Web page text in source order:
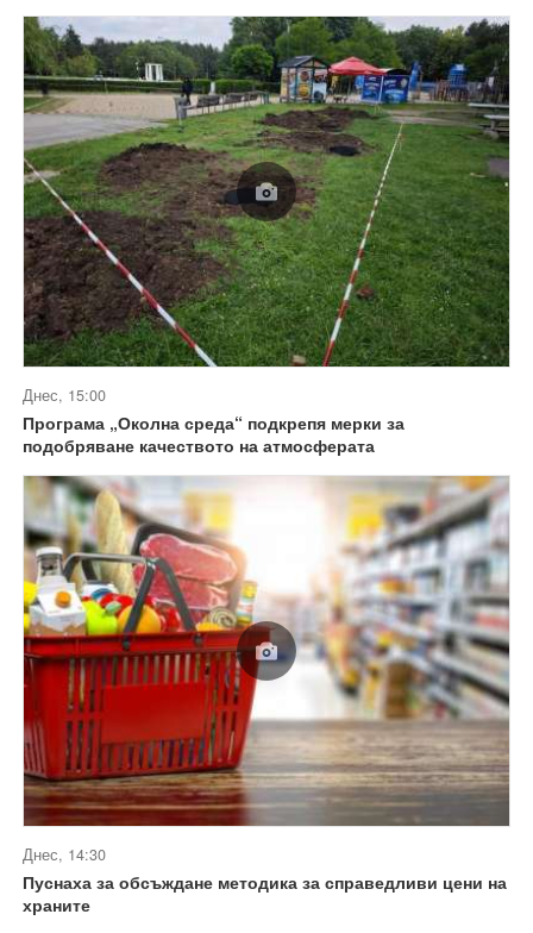
Днес, 15:00
Програма „Околна среда“ подкрепя мерки за
подобряване качеството на атмосферата
Днес, 14:30
Пуснаха за обсъждане методика за справедливи цени на
храните